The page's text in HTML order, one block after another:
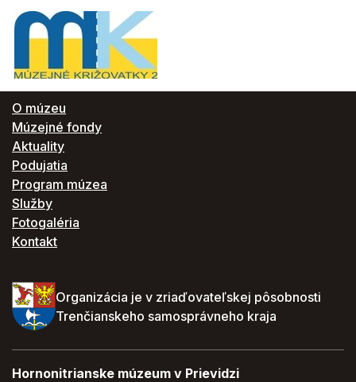
O múzeu
Múzejné fondy
Aktuality
Podujatia
Program múzea
Služby
Fotogaléria
Kontakt
Organizácia je v zriaďovateľskej pôsobnosti
Trenčianskeho samosprávneho kraja
Hornonitrianske múzeum v Prievidzi